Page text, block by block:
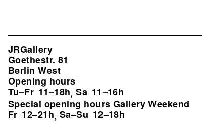
JRGallery
Goethestr. 81
Berlin West
Opening hours
Tu–Fr 11–18h,Sa 11–16h
Special opening hours Gallery Weekend
Fr 12–21h, Sa–Su 12–18h